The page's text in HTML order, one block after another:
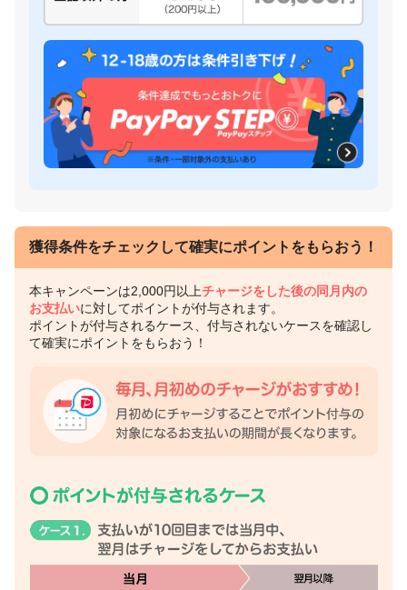
獲得条件をチェックして確実にポイントをもらおう！
本キャンペーンは2,000円以上チャージをした後の同月内の
お支払いに対してポイントが付与されます。
ポイントが付与されるケース、付与されないケースを確認し
て確実にポイントをもらおう！